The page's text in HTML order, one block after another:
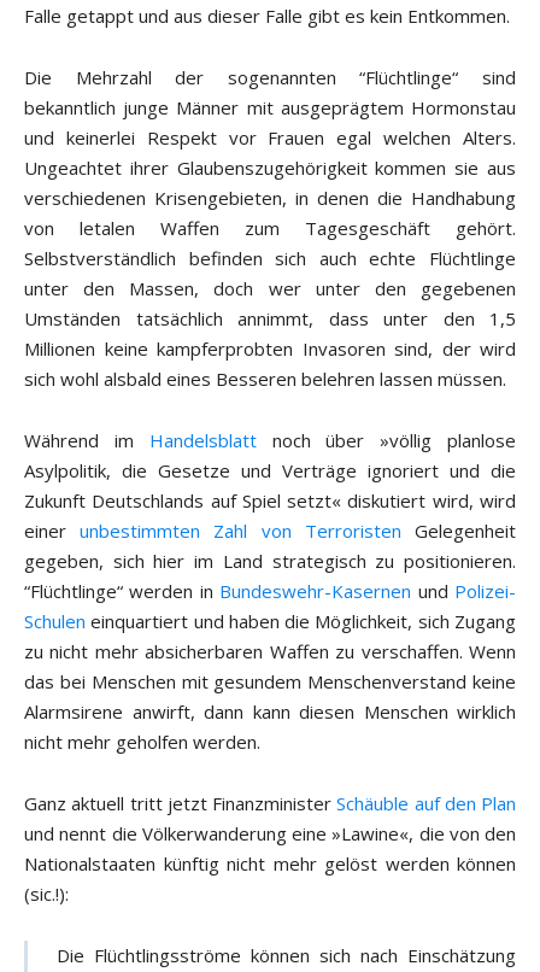
Falle getappt und aus dieser Falle gibt es kein Entkommen.
Die Mehrzahl der sogenannten “Flüchtlinge“ sind
bekanntlich junge Männer mit ausgeprägtem Hormonstau
und keinerlei Respekt vor Frauen egal welchen Alters.
Ungeachtet ihrer Glaubenszugehörigkeit kommen sie aus
verschiedenen Krisengebieten, in denen die Handhabung
von letalen Waffen zum Tagesgeschäft gehört.
Selbstverständlich befinden sich auch echte Flüchtlinge
unter den Massen, doch wer unter den gegebenen
Umständen tatsächlich annimmt, dass unter den 1,5
Millionen keine kampferprobten Invasoren sind, der wird
sich wohl alsbald eines Besseren belehren lassen müssen.
Während im Handelsblattnoch über »völlig planlose
Asylpolitik, die Gesetze und Verträge ignoriert und die
Zukunft Deutschlands auf Spiel setzt« diskutiert wird, wird
einerunbestimmten Zahl von Terroristen Gelegenheit
gegeben, sich hier im Land strategisch zu positionieren.
“Flüchtlinge“ werden in Bundeswehr-Kasernen und Polizei-
Schulen einquartiert und haben die Möglichkeit, sich Zugang
zu nicht mehr absicherbaren Waffen zu verschaffen. Wenn
das bei Menschen mit gesundem Menschenverstand keine
Alarmsirene anwirft, dann kann diesen Menschen wirklich
nicht mehr geholfen werden.
Ganz aktuell tritt jetzt FinanzministerSchäuble auf den Plan
und nennt die Völkerwanderung eine »Lawine«, die von den
Nationalstaaten künftig nicht mehr gelöst werden können
(sic.!):
Die Flüchtlingsströme können sich nach Einschätzung